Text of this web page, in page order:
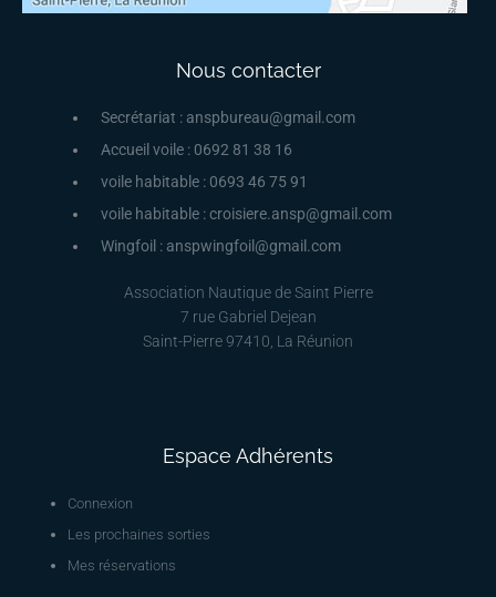
Nous contacter
Secrétariat : anspbureau@gmail.com
Accueil voile : 0692 81 38 16
voile habitable : 0693 46 75 91
voile habitable : croisiere.ansp@gmail.com
Wingfoil : anspwingfoil@gmail.com
Association Nautique de Saint Pierre
7 rue Gabriel Dejean
Saint-Pierre 97410, La Réunion
Espace Adhérents
Connexion
Les prochaines sorties
Mes réservations